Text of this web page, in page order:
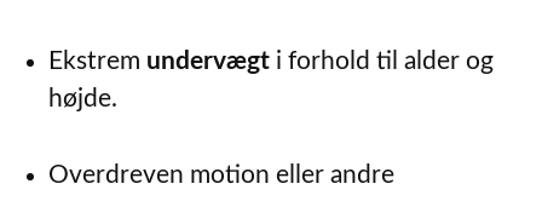
Ekstrem undervægt i forhold til alder og
højde.
Overdreven motion eller andre